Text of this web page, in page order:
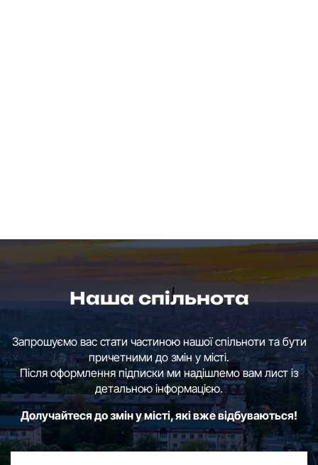
Наша спільнота
Запрошуємо вас стати частиною нашої спільноти та бути
причетними до змін у місті.
Після оформлення підписки ми надішлемо вам лист із
детальною інформацією.
Долучайтеся до змін у місті, які вже відбуваються!